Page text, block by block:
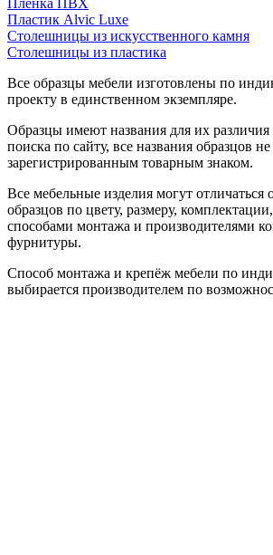
Пластик Alvic Luxe
Столешницы из искусственного камня
Столешницы из пластика
Все образцы мебели изготовлены по
проекту в единственном экземпляре.
Образцы имеют названия для их различия
поиска по сайту, все названия образцов
зарегистрированным товарным знаком.
Все мебельные изделия могут отличаться
образцов по цвету, размеру,
способами монтажа и производителями
фурнитуры.
Способ монтажа и крепёж мебели по
выбирается производителем по